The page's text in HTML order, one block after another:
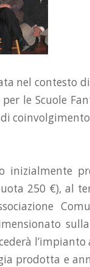
nel contesto
le Scuole
inizialmente
250 €), al
prodotta e